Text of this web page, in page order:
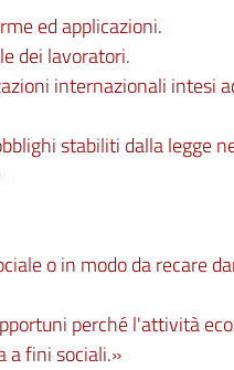
ed applicazioni.
dei lavoratori.
internazionali intesi
stabiliti dalla legge
o in modo da recare
perché l'attività
a fini sociali.»